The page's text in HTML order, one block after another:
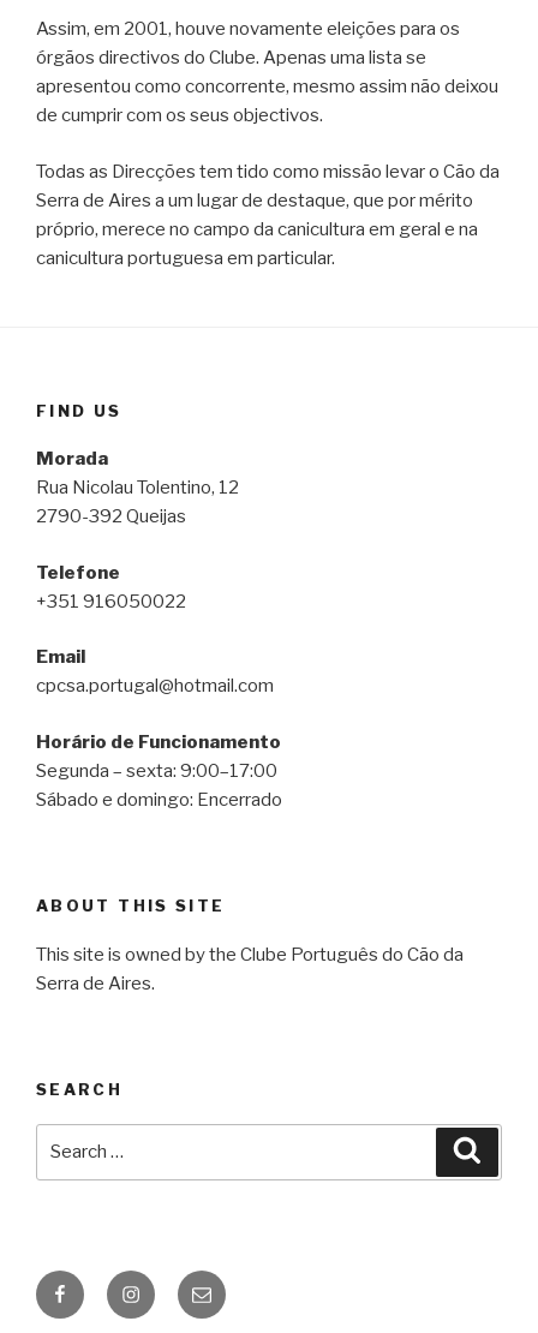
Assim, em 2001, houve novamente eleições para os
órgãos directivos do Clube. Apenas uma lista se
apresentou como concorrente, mesmo assim não deixou
de cumprir com os seus objectivos.
Todas as Direcções tem tido como missão levar o Cão da
Serra de Aires a um lugar de destaque, que por mérito
próprio, merece no campo da canicultura em geral e na
canicultura portuguesa em particular.
FIND US
Morada
Rua Nicolau Tolentino, 12
2790-392 Queijas
Telefone
+351 916050022
Email
cpcsa.portugal@hotmail.com
Horário de Funcionamento
Segunda – sexta: 9:00–17:00
Sábado e domingo: Encerrado
ABOUT THIS SITE
This site is owned by the Clube Português do Cão da
Serra de Aires.
SEARCH
FacebookInstagramEmail